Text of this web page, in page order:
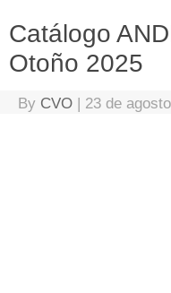
Catálogo
Otoño 2025
By CVO | 23 de